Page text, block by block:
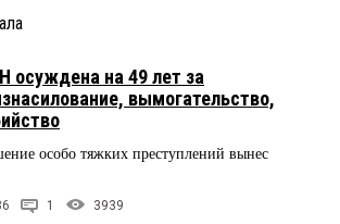
осуждена на 49 лет за
вымогательство,
особо тяжких преступлений вынес
1 3939